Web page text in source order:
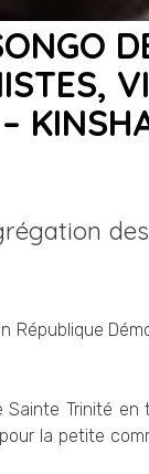
République
Trinité
la petite